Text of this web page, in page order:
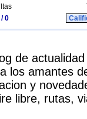
0
de
los amantes
y
libre, rutas,